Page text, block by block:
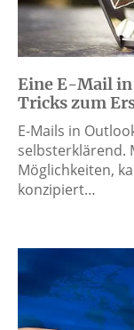
Eine E-Mail
Tricks zum
E-Mails in
selbsterklärend.
Möglichkeiten,
konzipiert…